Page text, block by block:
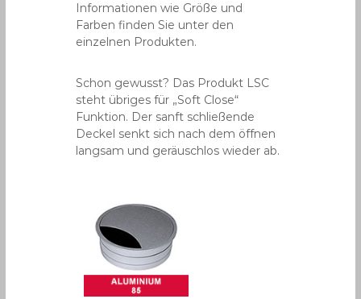
Informationen wie Größe und
Farben finden Sie unter den
einzelnen Produkten.
Schon gewusst? Das Produkt LSC
steht übriges für „Soft Close“
Funktion. Der sanft schließende
Deckel senkt sich nach dem öffnen
langsam und geräuschlos wieder ab.